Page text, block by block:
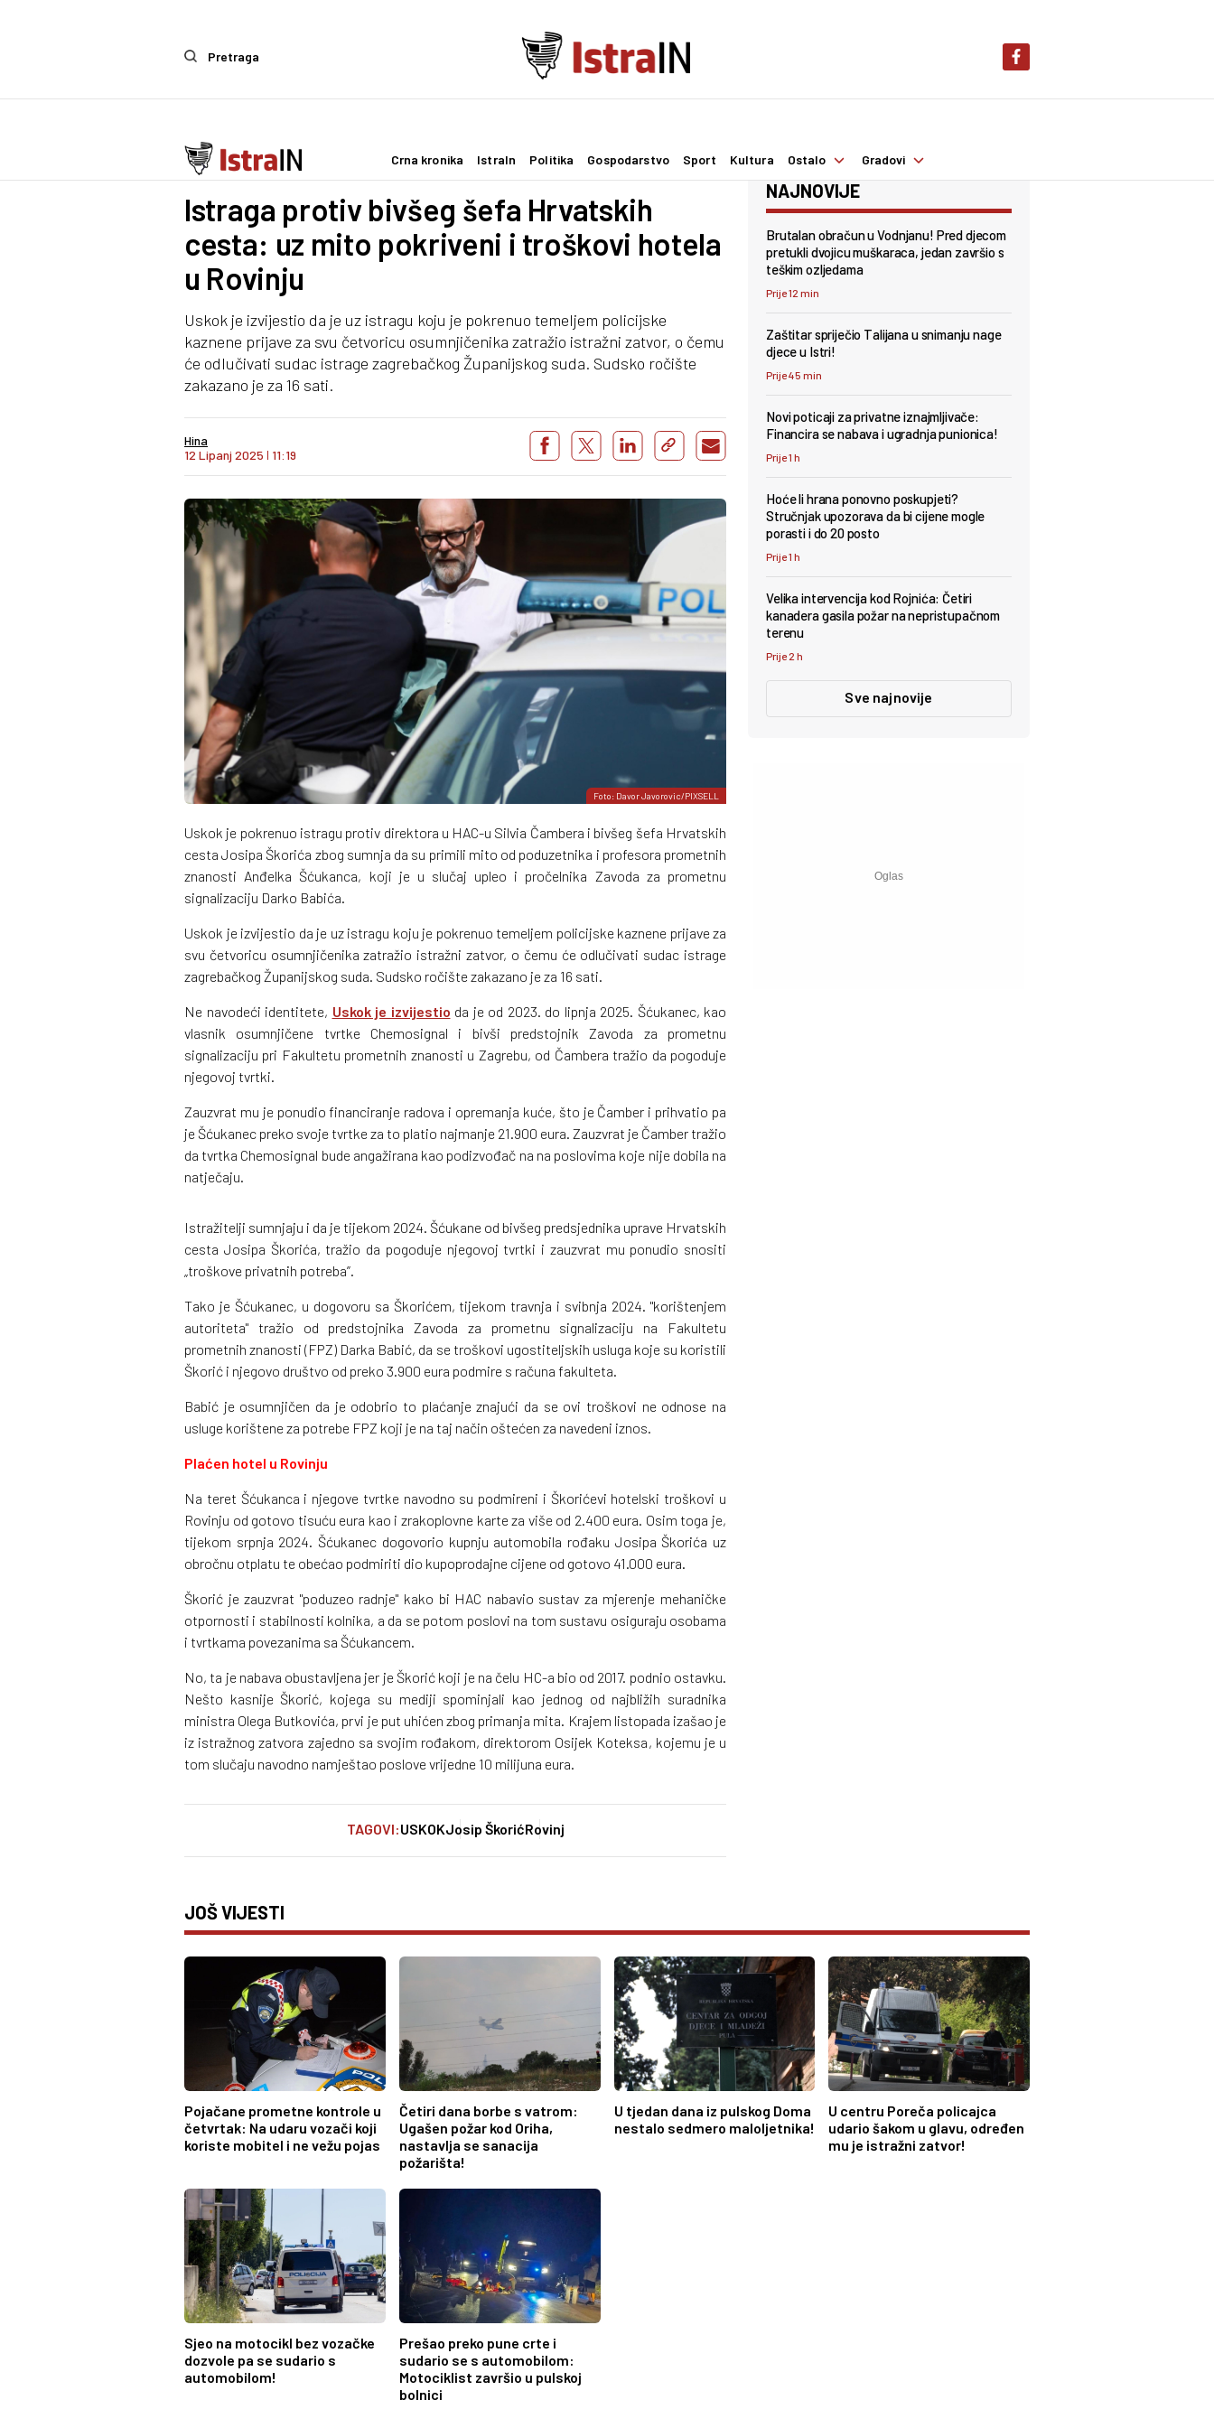
Pretraga
Crna kronika IstraIn Politika Gospodarstvo Sport Kultura Ostalo Gradovi
Crna kronika
Istraga protiv bivšeg šefa Hrvatskih
cesta: uz mito pokriveni i troškovi hotela
u Rovinju
Uskok je izvijestio da je uz istragu koju je pokrenuo temeljem policijske
kaznene prijave za svu četvoricu osumnjičenika zatražio istražni zatvor, o čemu
će odlučivati sudac istrage zagrebačkog Županijskog suda. Sudsko ročište
zakazano je za 16 sati.
Hina
12 Lipanj 2025 I 11:19
Foto: Davor Javorovic/PIXSELL
Uskok je pokrenuo istragu protiv direktora u HAC-u Silvia Čambera i bivšeg šefa Hrvatskih
cesta Josipa Škorića zbog sumnja da su primili mito od poduzetnika i profesora prometnih
znanosti Anđelka Šćukanca, koji je u slučaj upleo i pročelnika Zavoda za prometnu
signalizaciju Darko Babića.
Uskok je izvijestio da je uz istragu koju je pokrenuo temeljem policijske kaznene prijave za
svu četvoricu osumnjičenika zatražio istražni zatvor, o čemu će odlučivati sudac istrage
zagrebačkog Županijskog suda. Sudsko ročište zakazano je za 16 sati.
Ne navodeći identitete, Uskok je izvijestio da je od 2023. do lipnja 2025. Šćukanec, kao
vlasnik osumnjičene tvrtke Chemosignal i bivši predstojnik Zavoda za prometnu
signalizaciju pri Fakultetu prometnih znanosti u Zagrebu, od Čambera tražio da pogoduje
njegovoj tvrtki.
Zauzvrat mu je ponudio financiranje radova i opremanja kuće, što je Čamber i prihvatio pa
je Šćukanec preko svoje tvrtke za to platio najmanje 21.900 eura. Zauzvrat je Čamber tražio
da tvrtka Chemosignal bude angažirana kao podizvođač na na poslovima koje nije dobila na
natječaju.
Istražitelji sumnjaju i da je tijekom 2024. Šćukane od bivšeg predsjednika uprave Hrvatskih
cesta Josipa Škorića, tražio da pogoduje njegovoj tvrtki i zauzvrat mu ponudio snositi
„troškove privatnih potreba”.
Tako je Šćukanec, u dogovoru sa Škorićem, tijekom travnja i svibnja 2024. "korištenjem
autoriteta" tražio od predstojnika Zavoda za prometnu signalizaciju na Fakultetu
prometnih znanosti (FPZ) Darka Babić, da se troškovi ugostiteljskih usluga koje su koristili
Škorić i njegovo društvo od preko 3.900 eura podmire s računa fakulteta.
Babić je osumnjičen da je odobrio to plaćanje znajući da se ovi troškovi ne odnose na
usluge korištene za potrebe FPZ koji je na taj način oštećen za navedeni iznos.
Plaćen hotel u Rovinju
Na teret Šćukanca i njegove tvrtke navodno su podmireni i Škorićevi hotelski troškovi u
Rovinju od gotovo tisuću eura kao i zrakoplovne karte za više od 2.400 eura. Osim toga je,
tijekom srpnja 2024. Šćukanec dogovorio kupnju automobila rođaku Josipa Škorića uz
obročnu otplatu te obećao podmiriti dio kupoprodajne cijene od gotovo 41.000 eura.
Škorić je zauzvrat "poduzeo radnje" kako bi HAC nabavio sustav za mjerenje mehaničke
otpornosti i stabilnosti kolnika, a da se potom poslovi na tom sustavu osiguraju osobama
i tvrtkama povezanima sa Šćukancem.
No, ta je nabava obustavljena jer je Škorić koji je na čelu HC-a bio od 2017. podnio ostavku.
Nešto kasnije Škorić, kojega su mediji spominjali kao jednog od najbližih suradnika
ministra Olega Butkovića, prvi je put uhićen zbog primanja mita. Krajem listopada izašao je
iz istražnog zatvora zajedno sa svojim rođakom, direktorom Osijek Koteksa, kojemu je u
tom slučaju navodno namještao poslove vrijedne 10 milijuna eura.
TAGOVI:USKOKJosip ŠkorićRovinj
NAJNOVIJE
Brutalan obračun u Vodnjanu! Pred djecom
pretukli dvojicu muškaraca, jedan završio s
teškim ozljedama
Prije 12 min
Zaštitar spriječio Talijana u snimanju nage
djece u Istri!
Prije 45 min
Novi poticaji za privatne iznajmljivače:
Financira se nabava i ugradnja punionica!
Prije 1 h
Hoće li hrana ponovno poskupjeti?
Stručnjak upozorava da bi cijene mogle
porasti i do 20 posto
Prije 1 h
Velika intervencija kod Rojnića: Četiri
kanadera gasila požar na nepristupačnom
terenu
Prije 2 h
Sve najnovije
JOŠ VIJESTI
Pojačane prometne kontrole u
četvrtak: Na udaru vozači koji
koriste mobitel i ne vežu pojas
Četiri dana borbe s vatrom:
Ugašen požar kod Oriha,
nastavlja se sanacija
požarišta!
U tjedan dana iz pulskog Doma
nestalo sedmero maloljetnika!
U centru Poreča policajca
udario šakom u glavu, određen
mu je istražni zatvor!
Sjeo na motocikl bez vozačke
dozvole pa se sudario s
automobilom!
Prešao preko pune crte i
sudario se s automobilom:
Motociklist završio u pulskoj
bolnici